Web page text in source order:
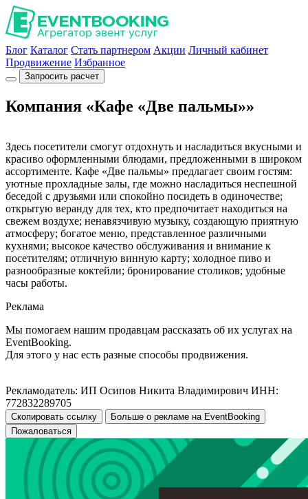
Блог Каталог Стать партнером Акции Личный кабинет
Продвижение Избранное
Запросить расчет
Компания «Кафе «Две пальмы»»
Здесь посетители смогут отдохнуть и насладиться вкусными и
красиво оформленными блюдами, предложенными в широком
ассортименте. Кафе «Две пальмы» предлагает своим гостям:
уютные прохладные залы, где можно насладиться неспешной
беседой с друзьями или спокойно посидеть в одиночестве;
открытую веранду для тех, кто предпочитает находиться на
свежем воздухе; ненавязчивую музыку, создающую приятную
атмосферу; богатое меню, представленное различными
кухнями; высокое качество обслуживания и внимание к
посетителям; отличную винную карту; холодное пиво и
разнообразные коктейли; бронирование столиков; удобные
часы работы.
Реклама
Мы помогаем нашим продавцам рассказать об их услугах на
EventBooking.
Для этого у нас есть разные способы продвижения.
Рекламодатель: ИП Осипов Никита Владимирович ИНН:
772832289705
Скопировать ссылку
Больше о рекламе на EventBooking
Пожаловаться